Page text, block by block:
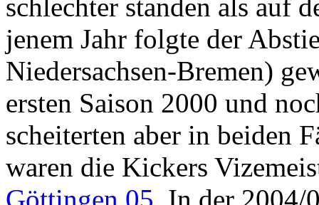
schlechter standen als auf
jenem Jahr folgte der
Niedersachsen-Bremen)
ersten Saison 2000 und
scheiterten aber in beiden
waren die Kickers
Göttingen 05 . In der